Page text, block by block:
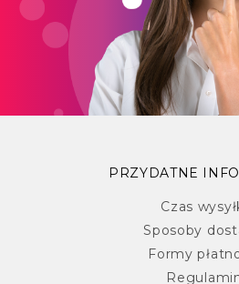
PRZYDATNE
Czas
Sposoby
Formy